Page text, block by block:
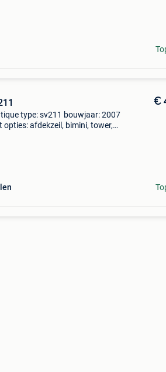
type: sv211 bouwjaar: 2007
opties: afdekzeil, bimini, tower,
€